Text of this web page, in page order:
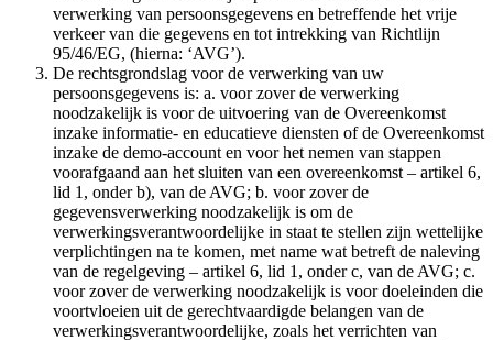
verwerking van persoonsgegevens en betreffende het vrije
verkeer van die gegevens en tot intrekking van Richtlijn
95/46/EG, (hierna: ‘AVG’).
De rechtsgrondslag voor de verwerking van uw
persoonsgegevens is: a. voor zover de verwerking
noodzakelijk is voor de uitvoering van de Overeenkomst
inzake informatie- en educatieve diensten of de Overeenkomst
inzake de demo-account en voor het nemen van stappen
voorafgaand aan het sluiten van een overeenkomst – artikel 6,
lid 1, onder b), van de AVG; b. voor zover de
gegevensverwerking noodzakelijk is om de
verwerkingsverantwoordelijke in staat te stellen zijn wettelijke
verplichtingen na te komen, met name wat betreft de naleving
van de regelgeving – artikel 6, lid 1, onder c, van de AVG; c.
voor zover de verwerking noodzakelijk is voor doeleinden die
voortvloeien uit de gerechtvaardigde belangen van de
verwerkingsverantwoordelijke, zoals het verrichten van